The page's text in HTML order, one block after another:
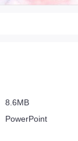
8.6MB
PowerPoint